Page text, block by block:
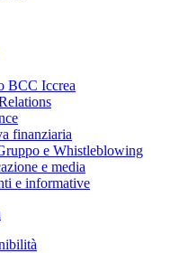
BCC Iccrea
finanziaria
e Whistleblowing
e media
e informative